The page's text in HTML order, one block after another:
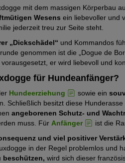
mit dem massigen Körperbau
Wesens ein liebevoller und
jederzeit treu zur Seite steht.
„Dickschädel“ und Kommandos
genommen ist die „Dogue de
er wird liebevoll und
für Hundeanfänger?
Hundeerziehung sowie ein
Schließlich besitzt diese
angeborenen Schutz- und
muss. Für Anfänger ist die
und viel positiver
in der Regel problemlos und
beschützen, wird sich dieser